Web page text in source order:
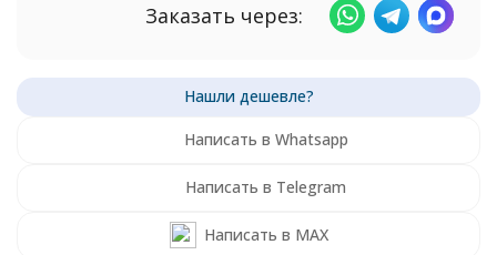
Заказать через:
Написать в Whatsapp
Написать в Telegram
Написать в MAX